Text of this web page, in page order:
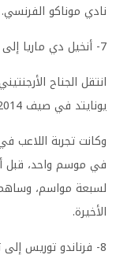
نادي موناكو الفرنسي.
7- أنخيل دي ماريا إلى مانشستر يونايتد – 75 مليون يورو
انتقل الجناح
يونايتد في صيف 2014 مقابل 75 مليون يورو.
في موسم واحد، قبل
لسبعة مواسم،
الأخيرة.
8- فرناندو توريس إلى تشيلسي – 60 مليون يورو